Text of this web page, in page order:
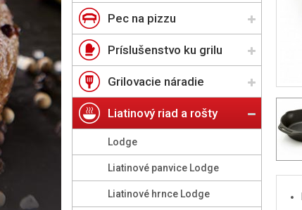
Pec na pizzu
Príslušenstvo ku grilu
Grilovacie náradie
Liatinový riad a rošty
Lodge
Liatinové panvice Lodge
Liatinové hrnce Lodge